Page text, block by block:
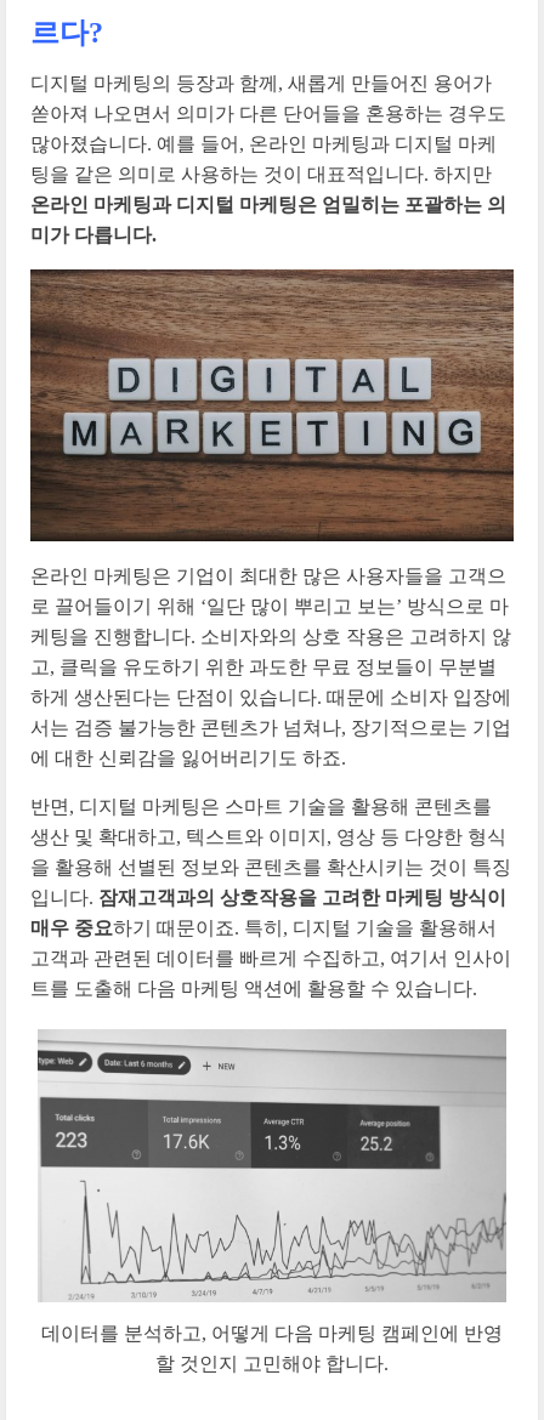
르다?
디지털 마케팅의 등장과 함께, 새롭게 만들어진 용어가
쏟아져 나오면서 의미가 다른 단어들을 혼용하는 경우도
많아졌습니다. 예를 들어, 온라인 마케팅과 디지털 마케
팅을 같은 의미로 사용하는 것이 대표적입니다. 하지만
온라인 마케팅과 디지털 마케팅은 엄밀히는 포괄하는 의
미가 다릅니다.
온라인 마케팅은 기업이 최대한 많은 사용자들을 고객으
로 끌어들이기 위해 ‘일단 많이 뿌리고 보는’ 방식으로 마
케팅을 진행합니다. 소비자와의 상호 작용은 고려하지 않
고, 클릭을 유도하기 위한 과도한 무료 정보들이 무분별
하게 생산된다는 단점이 있습니다. 때문에 소비자 입장에
서는 검증 불가능한 콘텐츠가 넘쳐나, 장기적으로는 기업
에 대한 신뢰감을 잃어버리기도 하죠.
반면, 디지털 마케팅은 스마트 기술을 활용해 콘텐츠를
생산 및 확대하고, 텍스트와 이미지, 영상 등 다양한 형식
을 활용해 선별된 정보와 콘텐츠를 확산시키는 것이 특징
입니다. 잠재고객과의 상호작용을 고려한 마케팅 방식이
매우 중요하기 때문이죠. 특히, 디지털 기술을 활용해서
고객과 관련된 데이터를 빠르게 수집하고, 여기서 인사이
트를 도출해 다음 마케팅 액션에 활용할 수 있습니다.
데이터를 분석하고, 어떻게 다음 마케팅 캠페인에 반영
할 것인지 고민해야 합니다.